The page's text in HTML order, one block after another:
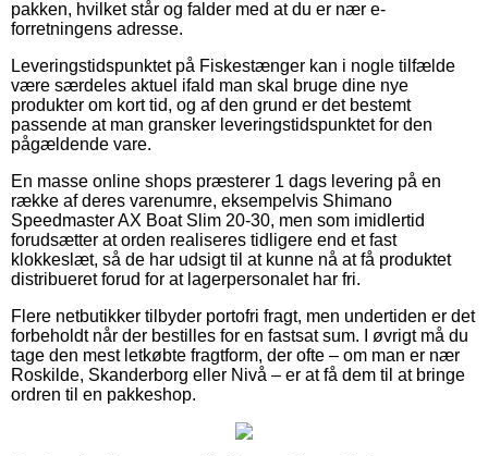
pakken, hvilket står og falder med at du er nær e-
forretningens adresse.
Leveringstidspunktet på Fiskestænger kan i nogle tilfælde
være særdeles aktuel ifald man skal bruge dine nye
produkter om kort tid, og af den grund er det bestemt
passende at man gransker leveringstidspunktet for den
pågældende vare.
En masse online shops præsterer 1 dags levering på en
række af deres varenumre, eksempelvis Shimano
Speedmaster AX Boat Slim 20-30, men som imidlertid
forudsætter at orden realiseres tidligere end et fast
klokkeslæt, så de har udsigt til at kunne nå at få produktet
distribueret forud for at lagerpersonalet har fri.
Flere netbutikker tilbyder portofri fragt, men undertiden er det
forbeholdt når der bestilles for en fastsat sum. I øvrigt må du
tage den mest letkøbte fragtform, der ofte – om man er nær
Roskilde, Skanderborg eller Nivå – er at få dem til at bringe
ordren til en pakkeshop.